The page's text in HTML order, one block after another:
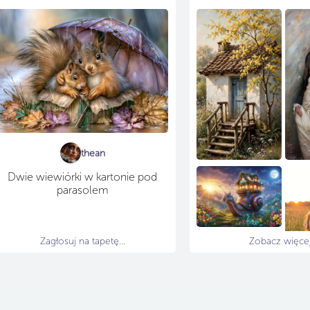
thean
Dwie wiewiórki w kartonie pod
parasolem
Zagłosuj na tapetę... Zobacz